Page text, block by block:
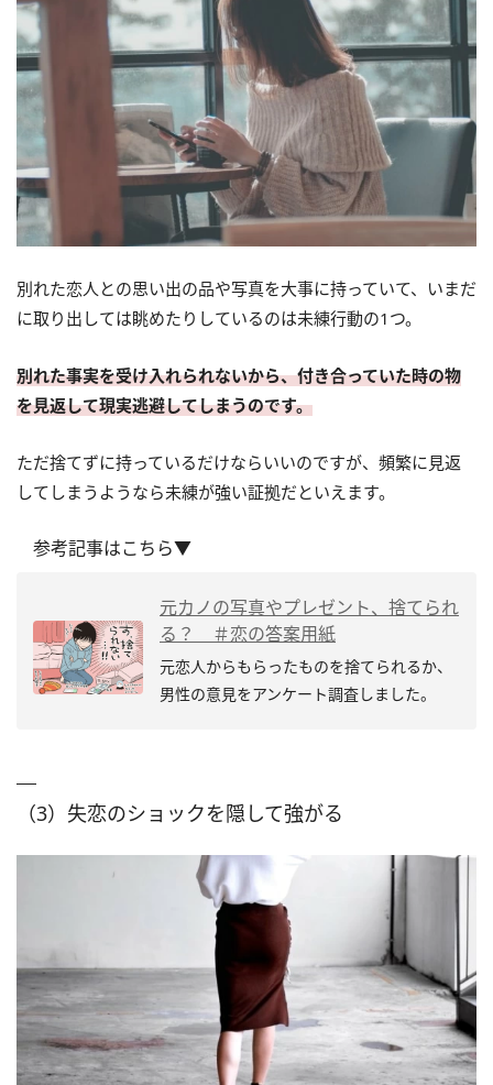
別れた恋人との思い出の品や写真を大事に持っていて、いまだ
に取り出しては眺めたりしているのは未練行動の1つ。
別れた事実を受け入れられないから、付き合っていた時の物
を見返して現実逃避してしまうのです。
ただ捨てずに持っているだけならいいのですが、頻繁に見返
してしまうようなら未練が強い証拠だといえます。
参考記事はこちら▼
元カノの写真やプレゼント、捨てられ
る？ ＃恋の答案用紙
元恋人からもらったものを捨てられるか、
男性の意見をアンケート調査しました。
（3）失恋のショックを隠して強がる